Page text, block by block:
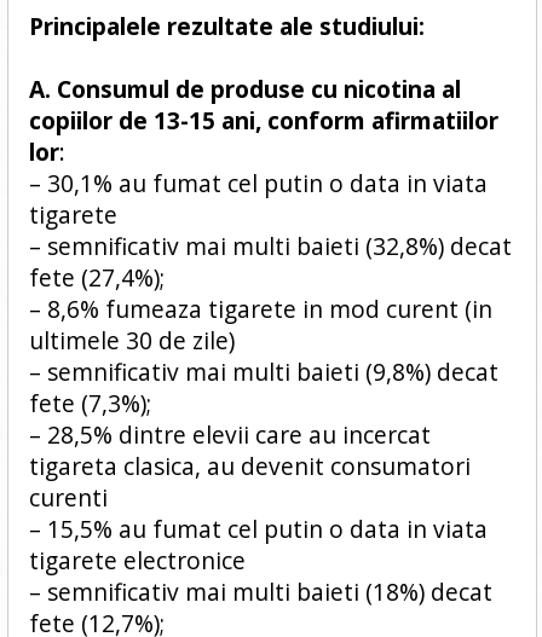
Principalele rezultate ale studiului:
A. Consumul de produse cu nicotina al
copiilor de 13-15 ani, conform afirmatiilor
lor:
– 30,1% au fumat cel putin o data in viata
tigarete
– semnificativ mai multi baieti (32,8%) decat
fete (27,4%);
– 8,6% fumeaza tigarete in mod curent (in
ultimele 30 de zile)
– semnificativ mai multi baieti (9,8%) decat
fete (7,3%);
– 28,5% dintre elevii care au incercat
tigareta clasica, au devenit consumatori
curenti
– 15,5% au fumat cel putin o data in viata
tigarete electronice
– semnificativ mai multi baieti (18%) decat
fete (12,7%);